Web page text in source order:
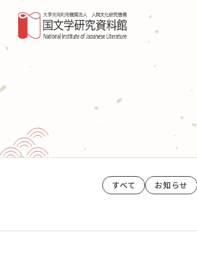
研究活動・共同利用
（共同利用）マテリアル分析共同利用
すべて お知らせ